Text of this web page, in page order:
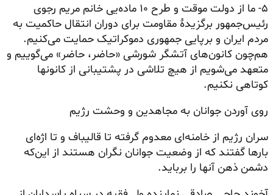
۵- ما از دولت موقت و طرح ۱۰ ماده‌یی خانم مریم رجوی
رئیس‌جمهور برگزیدهٔ مقاومت برای دوران انتقال حاکمیت به
مردم ایران و برپایی جمهوری دموکراتیک حمایت می‌کنیم.
هم‌چون کانون‌های آتشگر شورشی «حاضر، حاضر» می‌گوییم و
متعهد می‌شویم از هیچ تلاشی در پشتیبانی از کانونها
کوتاهی نکنیم.
روی آوردن جوانان به مجاهدین و وحشت رژیم
سران رژیم از خامنه‌ای معدوم گرفته تا قالیباف و تا اژه‌ای
بارها گفتند که از وضعیت جوانان نگران هستند از این‌که
دشمن ذهن آنها را برباید.